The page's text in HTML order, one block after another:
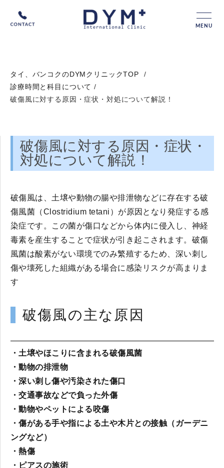
MENU
タイ、バンコクのDYMクリニックTOP
/
診療時間と科目について /
破傷風に対する原因・症状・対処について解説！
破傷風に対する原因・症状・
対処について解説！
破傷風は、土壌や動物の腸や排泄物などに存在する破
傷風菌（Clostridium tetani）が原因となり発症する感
染症です。この菌が傷口などから体内に侵入し、神経
毒素を産生することで症状が引き起こされます。破傷
風菌は酸素がない環境でのみ繁殖するため、深い刺し
傷や壊死した組織がある場合に感染リスクが高まりま
す
破傷風の主な原因
・土壌やほこりに含まれる破傷風菌
・動物の排泄物
・深い刺し傷や汚染された傷口
・交通事故などで負った外傷
・動物やペットによる咬傷
・傷がある手や指による土や木片との接触（ガーデニ
ングなど）
・熱傷
・ピアスの施術